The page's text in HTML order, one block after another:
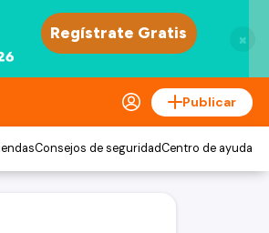
×
Publicar
Consejos de seguridadCentro de ayuda